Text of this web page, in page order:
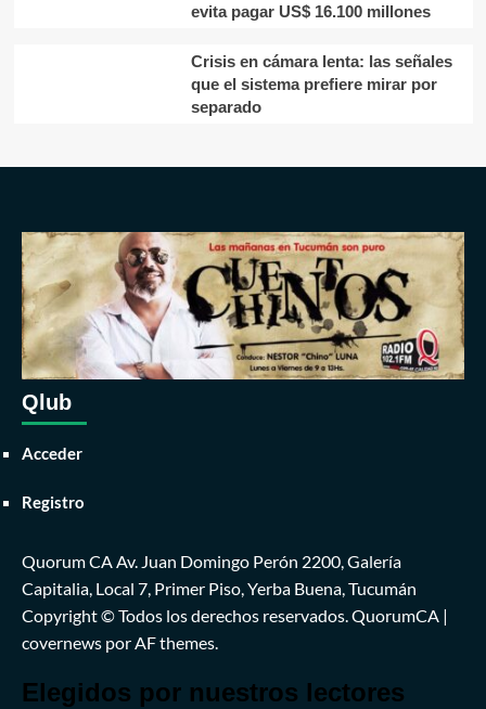
evita pagar US$ 16.100 millones
Crisis en cámara lenta: las señales
que el sistema prefiere mirar por
separado
Qlub
Acceder
Registro
Quorum CA Av. Juan Domingo Perón 2200, Galería
Capitalia, Local 7, Primer Piso, Yerba Buena, Tucumán
Copyright © Todos los derechos reservados. QuorumCA |
covernews por AF themes.
Elegidos por nuestros lectores